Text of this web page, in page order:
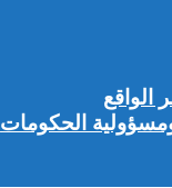
الواقع
الحكومات